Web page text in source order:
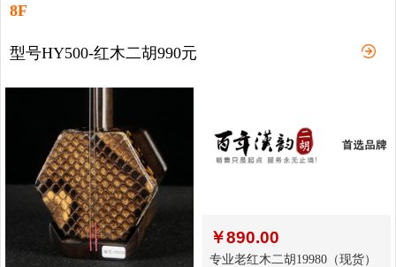
8F
型号HY500-红木二胡990元
￥890.00
专业老红木二胡19980（现货）